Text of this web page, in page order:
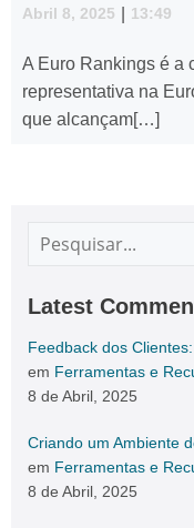
Abril 8, 2025 13:49
A Euro Rankings é a
representativa na
que alcançam[…]
Latest
Feedback dos
em Ferramentas e
8 de Abril, 2025
Criando um Ambiente
em Ferramentas e
8 de Abril, 2025